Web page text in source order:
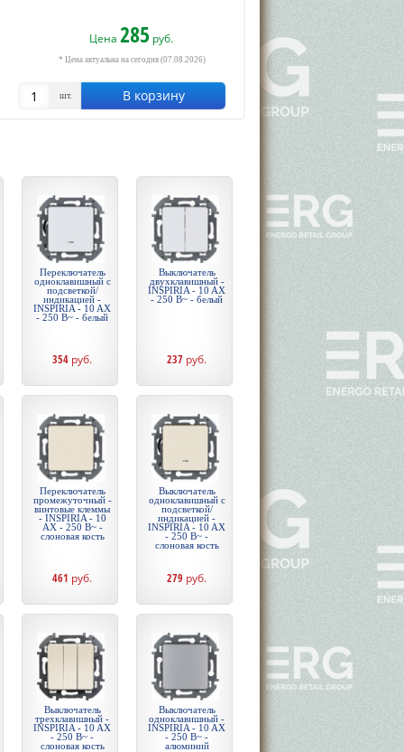
Цена 285 руб.
* Цена актуальна на сегодня (07.08.2026)
шт. В корзину
Переключатель
одноклавишный с
подсветкой/
индикацией -
INSPIRIA - 10 AX
- 250 В~ - белый
354 руб.
Выключатель
двухклавишный -
INSPIRIA - 10 AX
- 250 В~ - белый
237 руб.
Переключатель
промежуточный -
винтовые клеммы
- INSPIRIA - 10
AX - 250 В~ -
слоновая кость
461 руб.
Выключатель
одноклавишный с
подсветкой/
индикацией -
INSPIRIA - 10 AX
- 250 В~ -
слоновая кость
279 руб.
Выключатель
трехклавишный -
INSPIRIA - 10 AX
- 250 В~ -
слоновая кость
Выключатель
одноклавишный -
INSPIRIA - 10 AX
- 250 В~ -
алюминий